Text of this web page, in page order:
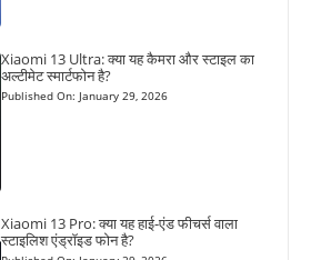
Xiaomi 13 Ultra: क्या यह कैमरा और स्टाइल का
अल्टीमेट स्मार्टफोन है?
Published On: January 29, 2026
Xiaomi 13 Pro: क्या यह हाई-एंड फीचर्स वाला
स्टाइलिश एंड्रॉइड फोन है?